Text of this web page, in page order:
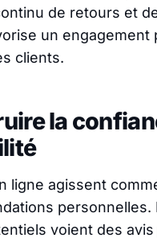
de retours et
un engagement
clients.
la
ligne agissent
personnelles.
voient des